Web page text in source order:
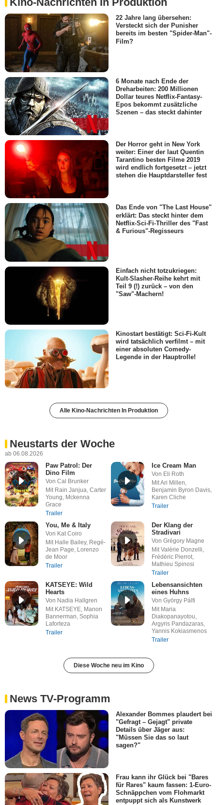
22 Jahre lang übersehen:
Versteckt sich der Punisher
bereits im besten "Spider-Man"-
Film?
6 Monate nach Ende der
Dreharbeiten: 200 Millionen
Dollar teures Netflix-Fantasy-
Epos bekommt zusätzliche
Szenen – das steckt dahinter
Der Horror geht in New York
weiter: Einer der laut Quentin
Tarantino besten Filme 2019
wird endlich fortgesetzt – jetzt
stehen die Hauptdarsteller fest
Das Ende von "The Last House"
erklärt: Das steckt hinter dem
Netflix-Sci-Fi-Thriller des "Fast
& Furious"-Regisseurs
Einfach nicht totzukriegen:
Kult-Slasher-Reihe kehrt mit
Teil 9 (!) zurück – von den
"Saw"-Machern!
Kinostart bestätigt: Sci-Fi-Kult
wird tatsächlich verfilmt – mit
einer absoluten Comedy-
Legende in der Hauptrolle!
Alle Kino-Nachrichten In Produktion
Neustarts der Woche
ab 06.08.2026
Paw Patrol: Der
Dino Film
Von Cal Brunker
Mit Rain Janjua, Carter
Young, Mckenna
Grace
Trailer
Ice Cream Man
Von Eli Roth
Mit Ari Millen,
Benjamin Byron Davis,
Karen Cliche
Trailer
You, Me & Italy
Von Kat Coiro
Mit Halle Bailey, Regé-
Jean Page, Lorenzo
de Moor
Trailer
Der Klang der
Stradivari
Von Grégory Magne
Mit Valérie Donzelli,
Frédéric Pierrot,
Mathieu Spinosi
Trailer
KATSEYE: Wild
Hearts
Von Nadia Hallgren
Mit KATSEYE, Manon
Bannerman, Sophia
Laforteza
Trailer
Lebensansichten
eines Huhns
Von György Pálfi
Mit Maria
Diakopanayotou,
Argyris Pandazaras,
Yannis Kokiasmenos
Trailer
Diese Woche neu im Kino
News TV-Programm
Alexander Bommes plaudert bei
"Gefragt – Gejagt" private
Details über Jäger aus:
"Müssen Sie das so laut
sagen?"
Frau kann ihr Glück bei "Bares
für Rares" kaum fassen: 1-Euro-
Schnäppchen vom Flohmarkt
entpuppt sich als Kunstwerk